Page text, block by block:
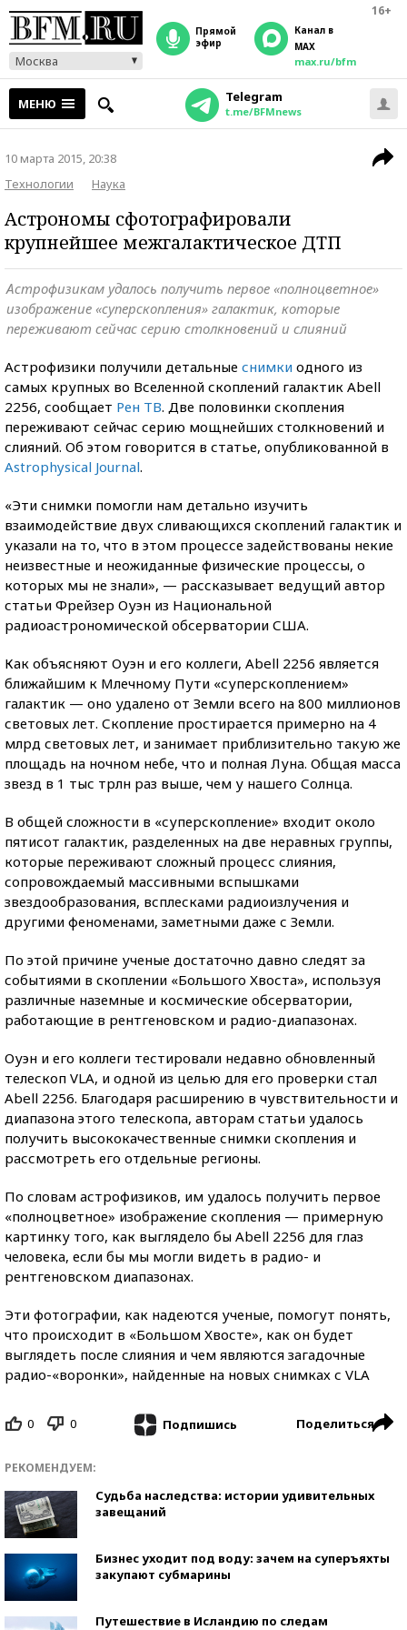
16+
Москва
прямой
эфир
Канал в
MAX
max.ru/bfm
МЕНЮ Telegram
t.me/BFMnews
10 марта 2015, 20:38
Технологии
Наука
Астрономы сфотографировали
крупнейшее межгалактическое ДТП
Астрофизикам удалось получить первое «полноцветное»
изображение «суперскопления» галактик, которые
переживают сейчас серию столкновений и слияний
Астрофизики получили детальные снимки одного из
самых крупных во Вселенной скоплений галактик Abell
2256, сообщает Рен ТВ. Две половинки скопления
переживают сейчас серию мощнейших столкновений и
слияний. Об этом говорится в статье, опубликованной в
Astrophysical Journal.
«Эти снимки помогли нам детально изучить
взаимодействие двух сливающихся скоплений галактик и
указали на то, что в этом процессе задействованы некие
неизвестные и неожиданные физические процессы, о
которых мы не знали», — рассказывает ведущий автор
статьи Фрейзер Оуэн из Национальной
радиоастрономической обсерватории США.
Как объясняют Оуэн и его коллеги, Abell 2256 является
ближайшим к Млечному Пути «суперскоплением»
галактик — оно удалено от Земли всего на 800 миллионов
световых лет. Скопление простирается примерно на 4
млрд световых лет, и занимает приблизительно такую же
площадь на ночном небе, что и полная Луна. Общая масса
звезд в 1 тыс трлн раз выше, чем у нашего Солнца.
В общей сложности в «суперскопление» входит около
пятисот галактик, разделенных на две неравных группы,
которые переживают сложный процесс слияния,
сопровождаемый массивными вспышками
звездообразования, всплесками радиоизлучения и
другими феноменами, заметными даже с Земли.
По этой причине ученые достаточно давно следят за
событиями в скоплении «Большого Хвоста», используя
различные наземные и космические обсерватории,
работающие в рентгеновском и радио-диапазонах.
Оуэн и его коллеги тестировали недавно обновленный
телескоп VLA, и одной из целью для его проверки стал
Abell 2256. Благодаря расширению в чувствительности и
диапазона этого телескопа, авторам статьи удалось
получить высококачественные снимки скопления и
рассмотреть его отдельные регионы.
По словам астрофизиков, им удалось получить первое
«полноцветное» изображение скопления — примерную
картинку того, как выглядело бы Abell 2256 для глаз
человека, если бы мы могли видеть в радио- и
рентгеновском диапазонах.
Эти фотографии, как надеются ученые, помогут понять,
что происходит в «Большом Хвосте», как он будет
выглядеть после слияния и чем являются загадочные
радио-«воронки», найденные на новых снимках с VLA
0 0 Подпишись Поделиться
РЕКОМЕНДУЕМ:
Судьба наследства: истории удивительных
завещаний
Бизнес уходит под воду: зачем на суперъяхты
закупают субмарины
Путешествие в Исландию по следам